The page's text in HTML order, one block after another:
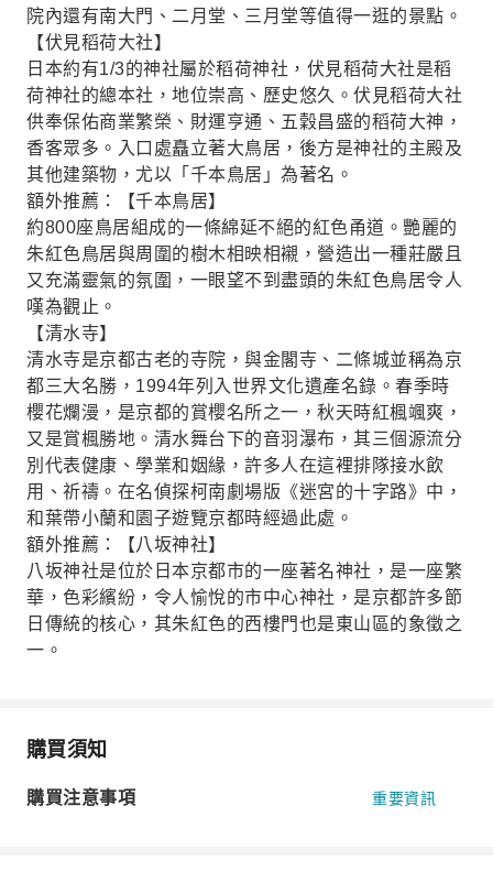
院內還有南大門、二月堂、三月堂等值得一逛的景點。
【伏見稻荷大社】
日本約有1/3的神社屬於稻荷神社，伏見稻荷大社是稻
荷神社的總本社，地位崇高、歷史悠久。伏見稻荷大社
供奉保佑商業繁榮、財運亨通、五穀昌盛的稻荷大神，
香客眾多。入口處矗立著大鳥居，後方是神社的主殿及
其他建築物，尤以「千本鳥居」為著名。
額外推薦：【千本鳥居】
約800座鳥居組成的一條綿延不絕的紅色甬道。艷麗的
朱紅色鳥居與周圍的樹木相映相襯，營造出一種莊嚴且
又充滿靈氣的氛圍，一眼望不到盡頭的朱紅色鳥居令人
嘆為觀止。
【清水寺】
清水寺是京都古老的寺院，與金閣寺、二條城並稱為京
都三大名勝，1994年列入世界文化遺產名錄。春季時
櫻花爛漫，是京都的賞櫻名所之一，秋天時紅楓颯爽，
又是賞楓勝地。清水舞台下的音羽瀑布，其三個源流分
別代表健康、學業和姻緣，許多人在這裡排隊接水飲
用、祈禱。在名偵探柯南劇場版《迷宮的十字路》中，
和葉帶小蘭和園子遊覽京都時經過此處。
額外推薦：【八坂神社】
八坂神社是位於日本京都市的一座著名神社，是一座繁
華，色彩繽紛，令人愉悅的市中心神社，是京都許多節
日傳統的核心，其朱紅色的西樓門也是東山區的象徵之
一。
購買須知
購買注意事項 重要資訊